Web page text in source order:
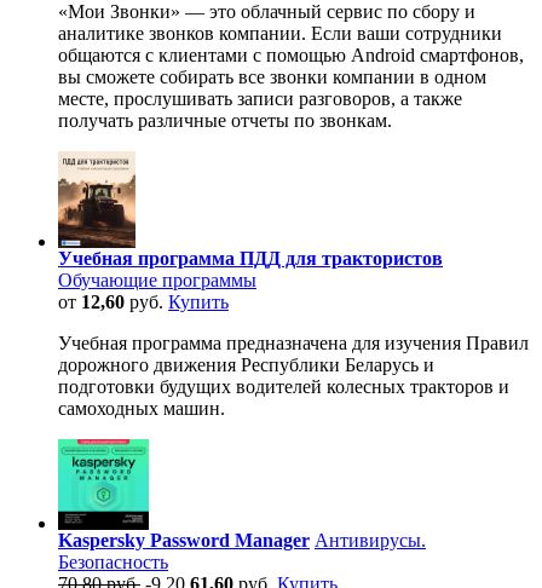
«Мои Звонки» — это облачный сервис по сбору и
аналитике звонков компании. Если ваши сотрудники
общаются с клиентами с помощью Android смартфонов,
вы сможете собирать все звонки компании в одном
месте, прослушивать записи разговоров, а также
получать различные отчеты по звонкам.
Учебная программа ПДД для трактористов
Обучающие программы
от 12,60 руб. Купить
Учебная программа предназначена для изучения Правил
дорожного движения Республики Беларусь и
подготовки будущих водителей колесных тракторов и
самоходных машин.
Kaspersky Password Manager Антивирусы.
Безопасность